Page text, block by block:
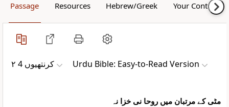
Passage Resources Hebrew/Greek Your Content
۲ کرنتھیوں 4 Urdu Bible: Easy-to-Read Version
مٹی کے مرتبان میں روحا نی خزا نہ